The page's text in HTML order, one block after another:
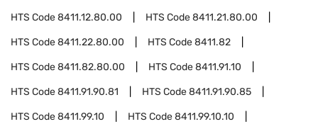
HTS Code8411.12.80.00 HTS Code8411.21.80.00
HTS Code8411.22.80.00 HTS Code8411.82
HTS Code8411.82.80.00 HTS Code8411.91.10
HTS Code8411.91.90.81 HTS Code8411.91.90.85
HTS Code8411.99.10 HTS Code8411.99.10.10